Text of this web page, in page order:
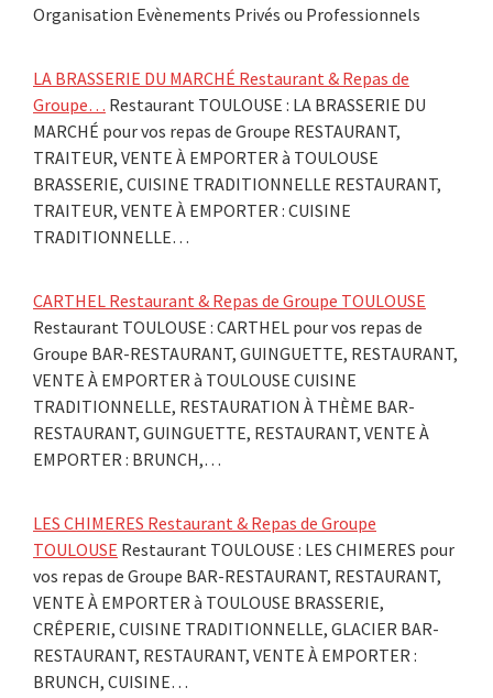
Organisation Evènements Privés ou Professionnels
LA BRASSERIE DU MARCHÉ Restaurant & Repas de
Groupe… Restaurant TOULOUSE : LA BRASSERIE DU
MARCHÉ pour vos repas de Groupe RESTAURANT,
TRAITEUR, VENTE À EMPORTER à TOULOUSE
BRASSERIE, CUISINE TRADITIONNELLE RESTAURANT,
TRAITEUR, VENTE À EMPORTER : CUISINE
TRADITIONNELLE…
CARTHEL Restaurant & Repas de Groupe TOULOUSE
Restaurant TOULOUSE : CARTHEL pour vos repas de
Groupe BAR-RESTAURANT, GUINGUETTE, RESTAURANT,
VENTE À EMPORTER à TOULOUSE CUISINE
TRADITIONNELLE, RESTAURATION À THÈME BAR-
RESTAURANT, GUINGUETTE, RESTAURANT, VENTE À
EMPORTER : BRUNCH,…
LES CHIMERES Restaurant & Repas de Groupe
TOULOUSE Restaurant TOULOUSE : LES CHIMERES pour
vos repas de Groupe BAR-RESTAURANT, RESTAURANT,
VENTE À EMPORTER à TOULOUSE BRASSERIE,
CRÊPERIE, CUISINE TRADITIONNELLE, GLACIER BAR-
RESTAURANT, RESTAURANT, VENTE À EMPORTER :
BRUNCH, CUISINE…